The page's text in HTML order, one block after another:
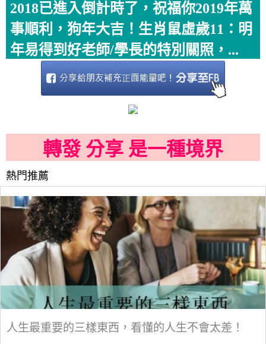
2018已進入倒計時了，祝福你2019年萬
事順利，狗年大吉！生肖鼠虛歲11：明
年易得到好老師/學長的特別關照，...
轉發 分享 是一種境界
熱門推薦
人生最重要的三樣東西，看懂的人生不會太差！